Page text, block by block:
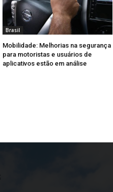
Brasil
Mobilidade: Melhorias na segurança
para motoristas e usuários de
aplicativos estão em análise